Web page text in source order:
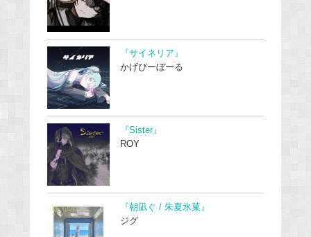
『サイネリア』
かげぴーぼーる
『Sister』
ROY
『朝凪ぐ / 朱夏氷菓』
ジグ